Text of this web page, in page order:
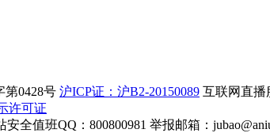
第0428号 沪ICP证：沪B2-20150089 互联网直播
许可证
安全值班QQ：800800981 举报邮箱：